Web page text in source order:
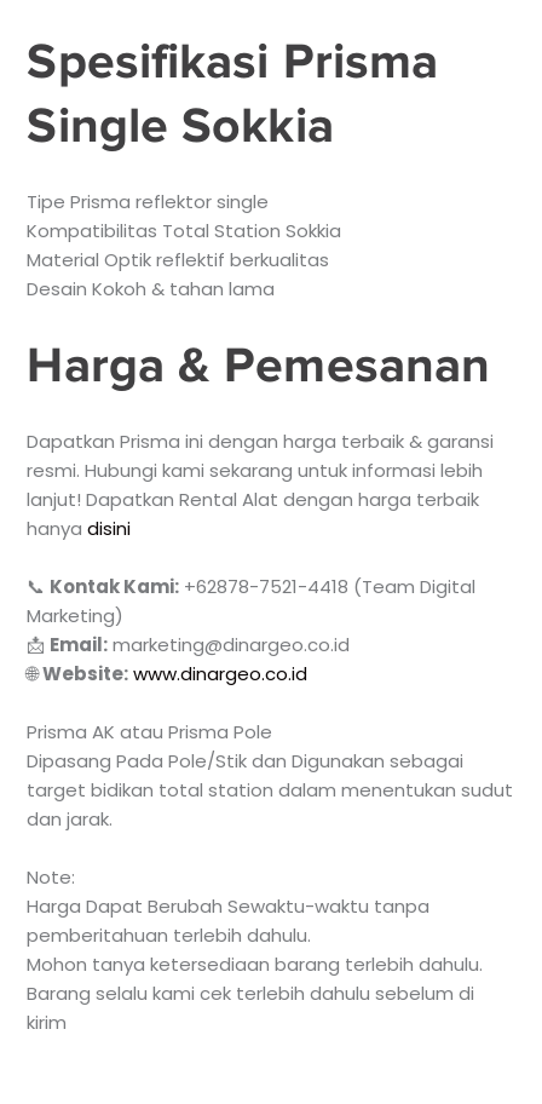
Spesifikasi Prisma
Single Sokkia
Tipe Prisma reflektor single
Kompatibilitas Total Station Sokkia
Material Optik reflektif berkualitas
Desain Kokoh & tahan lama
Harga & Pemesanan
Dapatkan Prisma ini dengan harga terbaik & garansi
resmi. Hubungi kami sekarang untuk informasi lebih
lanjut! Dapatkan Rental Alat dengan harga terbaik
hanyadisini
📞 Kontak Kami: +62878-7521-4418 (Team Digital
Marketing)
📩 Email:marketing@dinargeo.co.id
🌐Website: www.dinargeo.co.id
Prisma AK atau Prisma Pole
Dipasang Pada Pole/Stik dan Digunakan sebagai
target bidikan total station dalam menentukan sudut
dan jarak.
Note:
Harga Dapat Berubah Sewaktu-waktu tanpa
pemberitahuan terlebih dahulu.
Mohon tanya ketersediaan barang terlebih dahulu.
Barang selalu kami cek terlebih dahulu sebelum di
kirim